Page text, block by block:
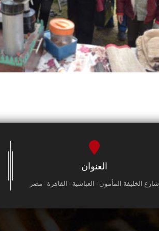
العنوان
شارع الخليفة المأمون - العباسية - القاهرة - مصر